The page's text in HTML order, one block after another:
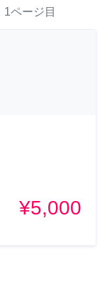
1ページ目
¥5,000